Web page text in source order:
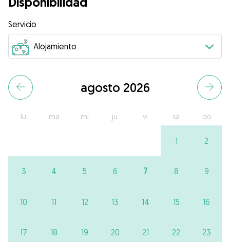
Servicio
agosto 2026
lu ma mi ju vi sa do
1 2
3 4 5 6 7 8 9
10 11 12 13 14 15 16
17 18 19 20 21 22 23